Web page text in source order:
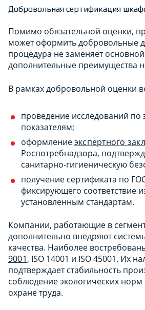
Добровольная сертификация
Помимо обязательной оценки,
может оформить добровольные
процедура не заменяет
дополнительные преимущества
В рамках добровольной оценки
проведение исследований по
показателям;
оформлениеэкспертного
Роспотребнадзора,
санитарно-гигиеническую
получение сертификата по
фиксирующего соответствие
установленным стандартам.
Компании, работающие в
дополнительно внедряют
качества. Наиболее
9001, ISO 14001 и ISO 45001. Их
подтверждает стабильность
соблюдение экологических
охране труда.